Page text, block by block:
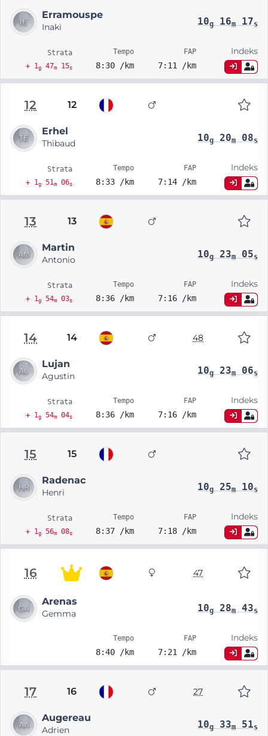
Erramouspe
Inaki 10g16m17s
Strata
+ 1g47m15s
Tempo
8:30 /km
FAP
7:11 /km
Indeks
12 12
Erhel
Thibaud 10g20m08s
Strata
+ 1g51m06s
Tempo
8:33 /km
FAP
7:14 /km
Indeks
13 13
Martin
Antonio 10g23m05s
Strata
+ 1g54m03s
Tempo
8:36 /km
FAP
7:16 /km
Indeks
14 14 48
Lujan
Agustin 10g23m06s
Strata
+ 1g54m04s
Tempo
8:36 /km
FAP
7:16 /km
Indeks
15 15
Radenac
Henri 10g25m10s
Strata
+ 1g56m08s
Tempo
8:37 /km
FAP
7:18 /km
Indeks
16 47
Arenas
Gemma 10g28m43s
Tempo
8:40 /km
FAP
7:21 /km
Indeks
17 16 27
Augereau
Adrien 10g33m51s